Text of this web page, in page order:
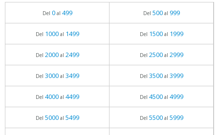
Del 0al 499 Del 500al 999
Del 1000al 1499 Del 1500al 1999
Del 2000al 2499 Del 2500al 2999
Del 3000al 3499 Del 3500al 3999
Del 4000al 4499 Del 4500al 4999
Del 5000al 5499 Del 5500al 5999